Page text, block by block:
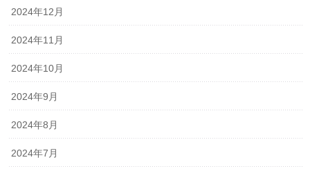
2024年12月
2024年11月
2024年10月
2024年9月
2024年8月
2024年7月